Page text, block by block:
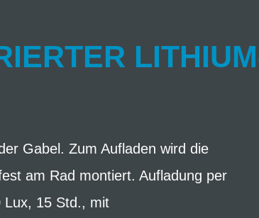
Gabel. Zum Aufladen wird die
am Rad montiert. Aufladung per
Lux, 15 Std., mit